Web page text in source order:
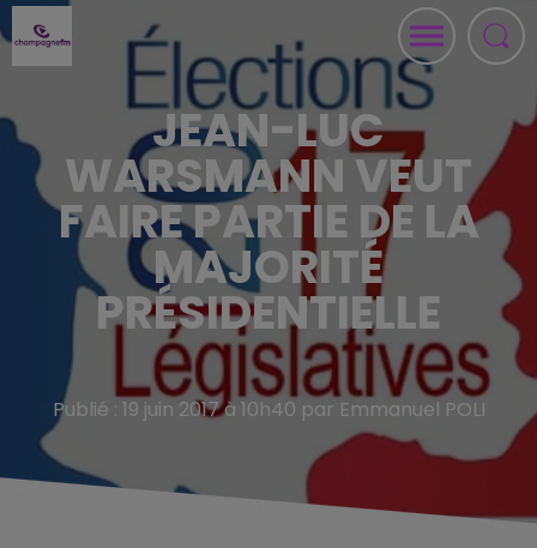
JEAN-LUC
WARSMANN VEUT
FAIRE PARTIE DE LA
MAJORITÉ
PRÉSIDENTIELLE
Publié : 19 juin 2017 à 10h40 par Emmanuel POLI